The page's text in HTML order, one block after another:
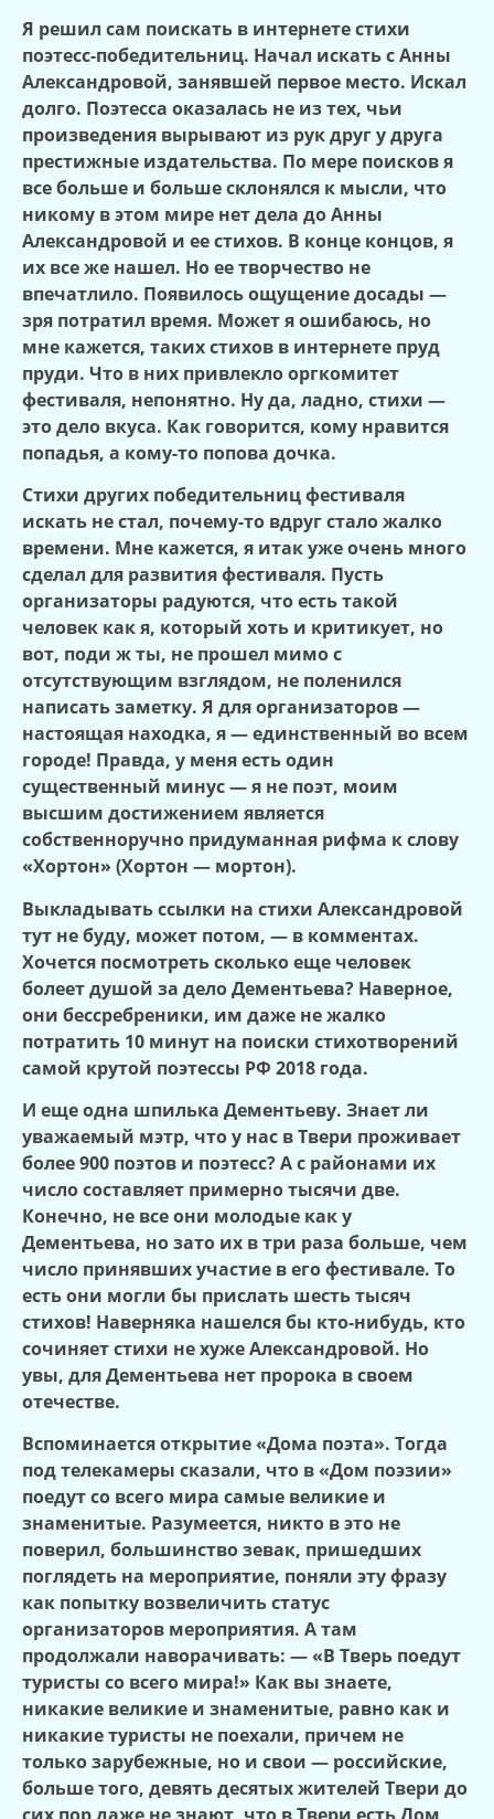
Я решил сам поискать в интернете стихи
поэтесс-победительниц. Начал искать с Анны
Александровой, занявшей первое место. Искал
долго. Поэтесса оказалась не из тех, чьи
произведения вырывают из рук друг у друга
престижные издательства. По мере поисков я
все больше и больше склонялся к мысли, что
никому в этом мире нет дела до Анны
Александровой и ее стихов. В конце концов, я
их все же нашел. Но ее творчество не
впечатлило. Появилось ощущение досады —
зря потратил время. Может я ошибаюсь, но
мне кажется, таких стихов в интернете пруд
пруди. Что в них привлекло оргкомитет
фестиваля, непонятно. Ну да, ладно, стихи —
это дело вкуса. Как говорится, кому нравится
попадья, а кому-то попова дочка.
Стихи других победительниц фестиваля
искать не стал, почему-то вдруг стало жалко
времени. Мне кажется, я итак уже очень много
сделал для развития фестиваля. Пусть
организаторы радуются, что есть такой
человек как я, который хоть и критикует, но
вот, поди ж ты, не прошел мимо с
отсутствующим взглядом, не поленился
написать заметку. Я для организаторов —
настоящая находка, я — единственный во всем
городе! Правда, у меня есть один
существенный минус — я не поэт, моим
высшим достижением является
собственноручно придуманная рифма к слову
«Хортон» (Хортон — мортон).
Выкладывать ссылки на стихи Александровой
тут не буду, может потом, — в комментах.
Хочется посмотреть сколько еще человек
болеет душой за дело Дементьева? Наверное,
они бессребреники, им даже не жалко
потратить 10 минут на поиски стихотворений
самой крутой поэтессы РФ 2018 года.
И еще одна шпилька Дементьеву. Знает ли
уважаемый мэтр, что у нас в Твери проживает
более 900 поэтов и поэтесс? А с районами их
число составляет примерно тысячи две.
Конечно, не все они молодые как у
Дементьева, но зато их в три раза больше, чем
число принявших участие в его фестивале. То
есть они могли бы прислать шесть тысяч
стихов! Наверняка нашелся бы кто-нибудь, кто
сочиняет стихи не хуже Александровой. Но
увы, для Дементьева нет пророка в своем
отечестве.
Вспоминается открытие «Дома поэта». Тогда
под телекамеры сказали, что в «Дом поэзии»
поедут со всего мира самые великие и
знаменитые. Разумеется, никто в это не
поверил, большинство зевак, пришедших
поглядеть на мероприятие, поняли эту фразу
как попытку возвеличить статус
организаторов мероприятия. А там
продолжали наворачивать: — «В Тверь поедут
туристы со всего мира!» Как вы знаете,
никакие великие и знаменитые, равно как и
никакие туристы не поехали, причем не
только зарубежные, но и свои — российские,
больше того, девять десятых жителей Твери до